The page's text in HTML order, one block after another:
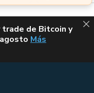
trade de Bitcoin y
VUELVE EL
Más